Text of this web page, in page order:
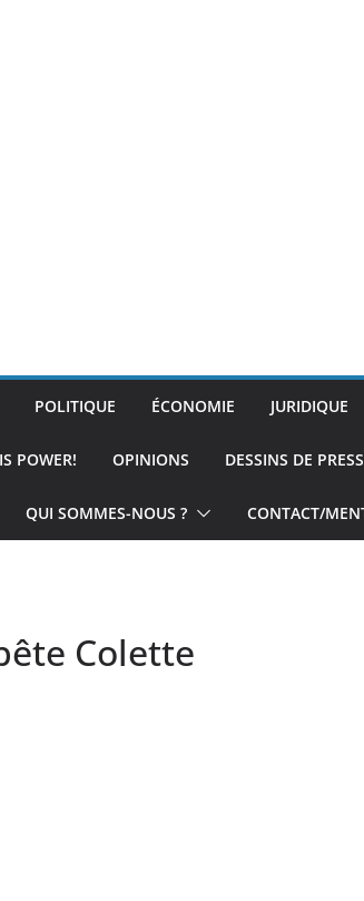
POLITIQUE ÉCONOMIE JURIDIQUE
POWER! OPINIONS DESSINS DE
QUI SOMMES-NOUS ? CONTACT/
Colette